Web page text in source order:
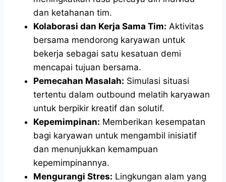
dan ketahanan tim.
Kolaborasi dan Kerja Sama Tim: Aktivitas
bersama mendorong karyawan untuk
bekerja sebagai satu kesatuan demi
mencapai tujuan bersama.
Pemecahan Masalah: Simulasi situasi
tertentu dalam outbound melatih karyawan
untuk berpikir kreatif dan solutif.
Kepemimpinan: Memberikan kesempatan
bagi karyawan untuk mengambil inisiatif
dan menunjukkan kemampuan
kepemimpinannya.
Mengurangi Stres: Lingkungan alam yang